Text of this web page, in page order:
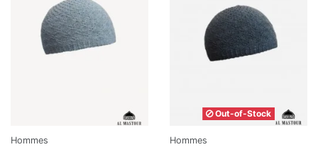
Hommes
Out-of-Stock
Hommes